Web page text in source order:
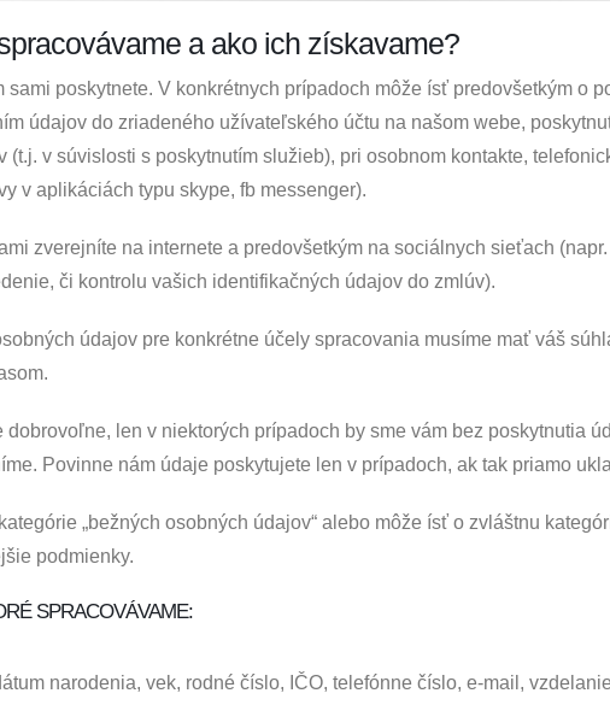
a ako ich získavame?
sami poskytnete. V konkrétnych prípadoch môže ísť predovšetkým o
údajov do zriadeného užívateľského účtu na našom webe,
(t.j. v súvislosti s poskytnutím služieb), pri osobnom kontakte,
v aplikáciách typu skype, fb messenger).
zverejníte na internete a predovšetkým na sociálnych sieťach
či kontrolu vašich identifikačných údajov do zmlúv).
údajov pre konkrétne účely spracovania musíme mať váš
len v niektorých prípadoch by sme vám bez poskytnutia
Povinne nám údaje poskytujete len v prípadoch, ak tak priamo
„bežných osobných údajov“ alebo môže ísť o zvláštnu
podmienky.
SPRACOVÁVAME:
narodenia, vek, rodné číslo, IČO, telefónne číslo, e-mail,